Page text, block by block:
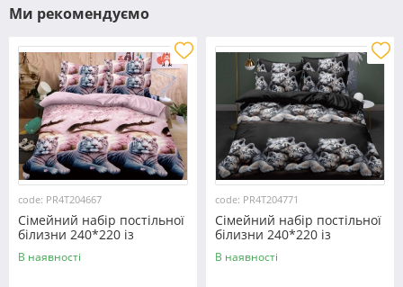
Ми рекомендуємо
code: PR4T204667
Сімейний набір постільної
білизни 240*220 із
полікотону №204667
Черешенька™
В наявності
code: PR4T204771
Сімейний набір постільної
білизни 240*220 із
полікотону №204771
Черешенька™
В наявності